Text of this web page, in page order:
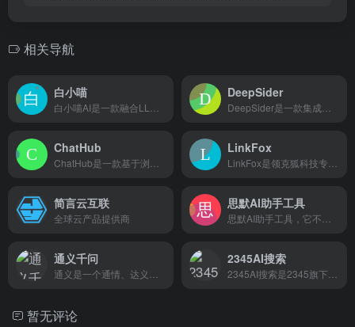
相关导航
白小喵 DeepSider
ChatHub LinkFox
简言云互联
全球云产品提供商
思默AI助手工具
通义千问 2345AI搜索
暂无评论